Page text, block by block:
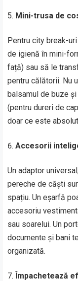
Mini-trusa de
Pentru city break-
de igienă în mini-
față) sau să le
pentru călătorii. Nu
balsamul de buze
(pentru dureri de
doar ce este
Accesorii
Un adaptor
pereche de căști
spațiu. Un eșarfă
accesoriu
sau soarelui. Un
documente și bani
organizată.
Împachetează